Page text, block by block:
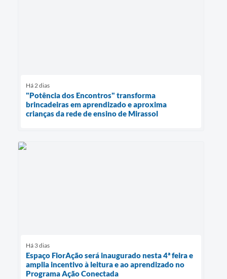
Há 2 dias
"Potência dos Encontros" transforma
brincadeiras em aprendizado e aproxima
crianças da rede de ensino de Mirassol
Há 3 dias
Espaço FlorAção será inaugurado nesta 4ª feira e
amplia incentivo à leitura e ao aprendizado no
Programa Ação Conectada